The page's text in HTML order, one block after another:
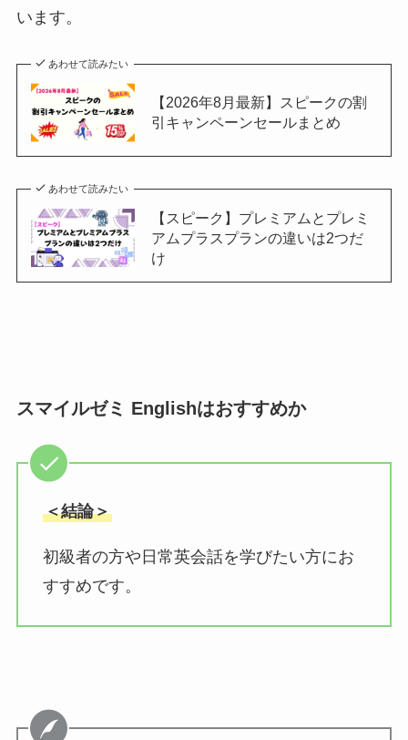
います。
あわせて読みたい
【2026年8月最新】スピークの割
引キャンペーンセールまとめ
あわせて読みたい
【スピーク】プレミアムとプレミ
アムプラスプランの違いは2つだ
け
スマイルゼミ Englishはおすすめか
＜結論＞
初級者の方や日常英会話を学びたい方にお
すすめです。